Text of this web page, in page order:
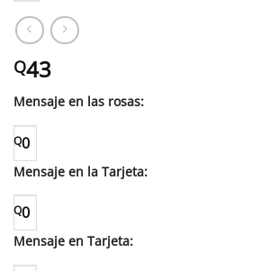
Q43
Mensaje en las rosas:
Q0
Mensaje en la Tarjeta:
Q0
Mensaje en Tarjeta: